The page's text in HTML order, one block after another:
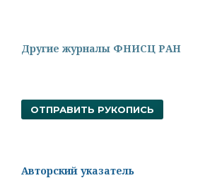
Другие журналы ФНИСЦ РАН
ОТПРАВИТЬ РУКОПИСЬ
Авторский указатель